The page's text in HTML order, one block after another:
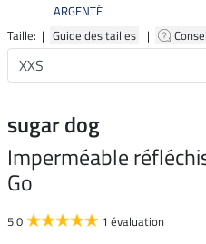
ARGENTÉ
Taille: | Guide des tailles |
sugar dog
Imperméable
Go
5.0 1 évaluation